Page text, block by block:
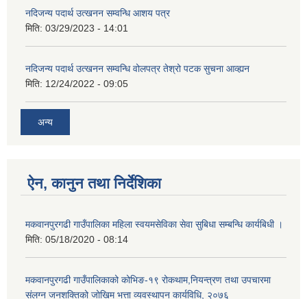
नदिजन्य पदार्थ उत्खनन सम्वन्धि आशय पत्र
मिति: 03/29/2023 - 14:01
नदिजन्य पदार्थ उत्खनन सम्वन्धि वोलपत्र तेश्रो पटक सुचना आव्ह्यन
मिति: 12/24/2022 - 09:05
अन्य
ऐन, कानुन तथा निर्देशिका
मकवानपुरगढी गाउँपालिका महिला स्वयमसेविका सेवा सुबिधा सम्बन्धि कार्यबिधी ।
मिति: 05/18/2020 - 08:14
मकवानपुरगढी गाउँपालिकाको कोभिङ-१९ रोकथाम,नियन्त्रण तथा उपचारमा
संलग्न जनशक्तिको जोखिम भत्ता व्यवस्थापन कार्यविधि, २०७६